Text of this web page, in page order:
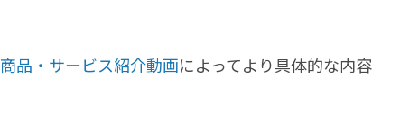
商品・サービス紹介動画によってより具体的な内容